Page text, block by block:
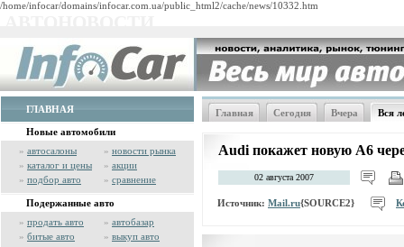
/home/infocar/domains/infocar.com.ua/public_html2/cache/news/10332.htm
ГЛАВНАЯ
Новые автомобили
» автосалоны » новости рынка
» каталог и цены » акции
» подбор авто » сравнение
Подержанные авто
» продать авто » автобазар
» битые авто » выкуп авто
Главная Сегодня Вчера Вся
Audi покажет новую А6
02 августа 2007
Источник: Mail.ru{SOURCE2}